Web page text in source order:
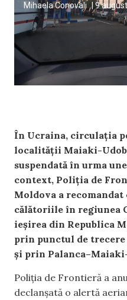
Mihaela Conovali |9
În Ucraina, circulația
localității Maiaki-
suspendată în urma
context, Poliția de
Moldova a
călătoriile în regiunea
ieșirea din Republica
prin punctul de
și prin
Poliția de Frontieră a
declanșată o alertă